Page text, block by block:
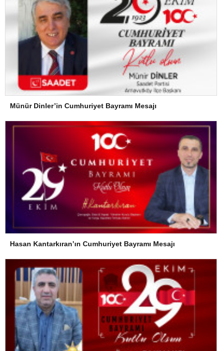
Münür Dinler’in Cumhuriyet Bayramı Mesajı
Hasan Kantarkıran’ın Cumhuriyet Bayramı Mesajı